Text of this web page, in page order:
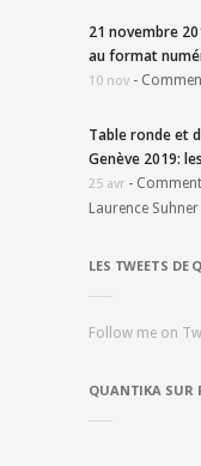
21 novembre
au format
10 nov -
Table ronde et
Genève 2019:
25 avr -
Laurence
LES TWEETS
Follow me on
QUANTIKA SUR